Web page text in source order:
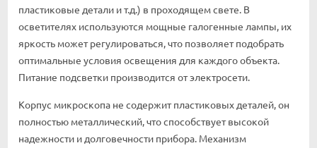
пластиковые детали и т.д.) в проходящем свете. В
осветителях используются мощные галогенные лампы, их
яркость может регулироваться, что позволяет подобрать
оптимальные условия освещения для каждого объекта.
Питание подсветки производится от электросети.
Корпус микроскопа не содержит пластиковых деталей, он
полностью металлический, что способствует высокой
надежности и долговечности прибора. Механизм